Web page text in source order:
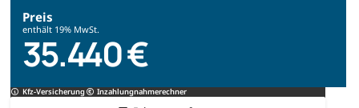
Preis
enthält 19% MwSt.
35.440 €
Kfz-Versicherung Inzahlungnahmerechner